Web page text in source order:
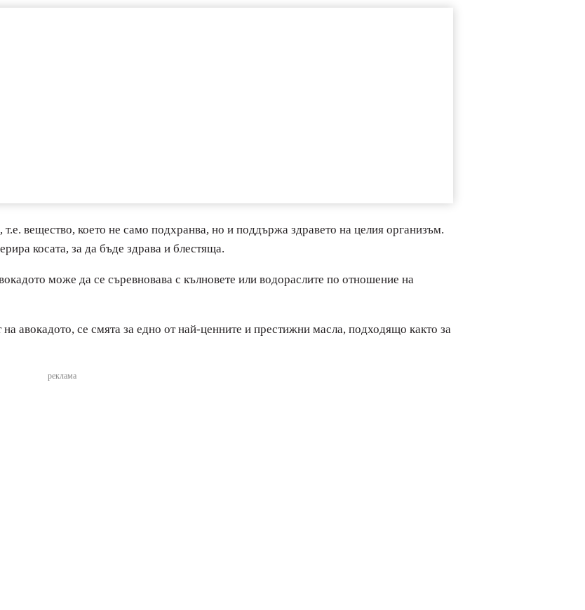
, т.е. вещество, което не само подхранва, но и поддържа здравето на целия организъм.
косата, за да бъде здрава и блестяща.
може да се съревновава с кълновете или водораслите по отношение на
авокадото, се смята за едно от най-ценните и престижни масла, подходящо както за
реклама